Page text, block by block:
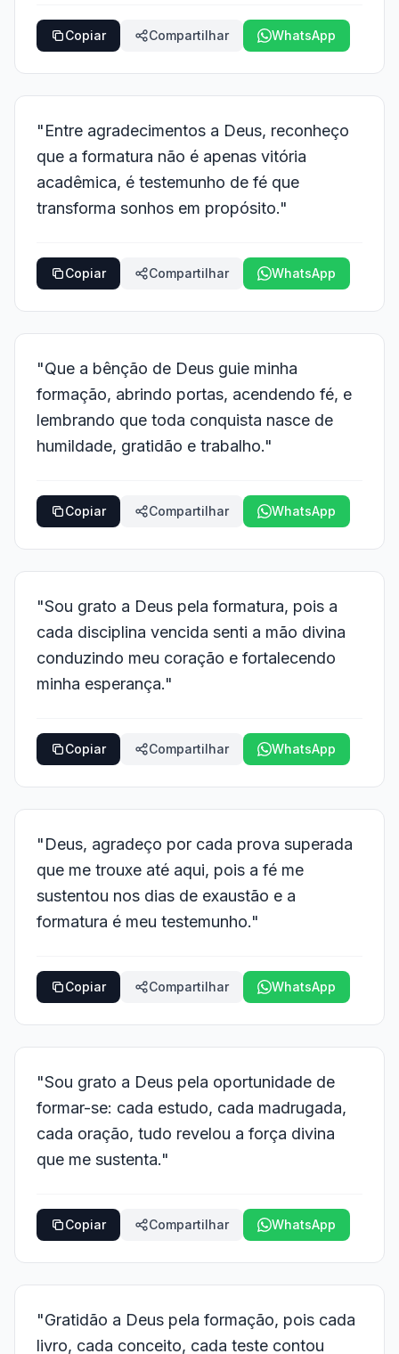
Copiar Compartilhar WhatsApp
"Entre agradecimentos a Deus, reconheço
que a formatura não é apenas vitória
acadêmica, é testemunho de fé que
transforma sonhos em propósito."
Copiar Compartilhar WhatsApp
"Que a bênção de Deus guie minha
formação, abrindo portas, acendendo fé, e
lembrando que toda conquista nasce de
humildade, gratidão e trabalho."
Copiar Compartilhar WhatsApp
"Sou grato a Deus pela formatura, pois a
cada disciplina vencida senti a mão divina
conduzindo meu coração e fortalecendo
minha esperança."
Copiar Compartilhar WhatsApp
"Deus, agradeço por cada prova superada
que me trouxe até aqui, pois a fé me
sustentou nos dias de exaustão e a
formatura é meu testemunho."
Copiar Compartilhar WhatsApp
"Sou grato a Deus pela oportunidade de
formar-se: cada estudo, cada madrugada,
cada oração, tudo revelou a força divina
que me sustenta."
Copiar Compartilhar WhatsApp
"Gratidão a Deus pela formação, pois cada
livro, cada conceito, cada teste contou